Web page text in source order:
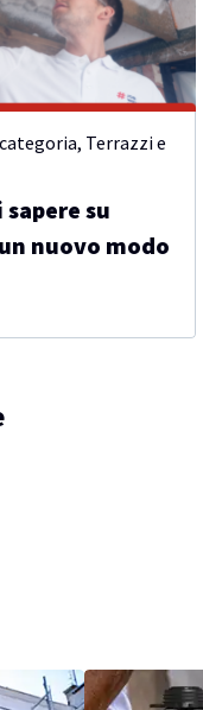
, Terrazzi e
su
nuovo modo